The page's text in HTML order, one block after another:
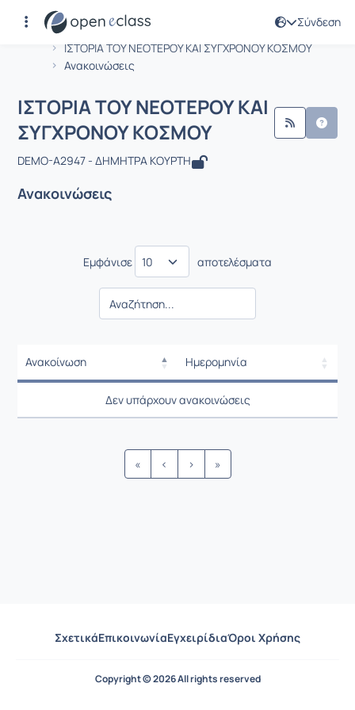
Σύνδεση
Αρχική Σελίδα
ΙΣΤΟΡΙΑ ΤΟΥ ΝΕΟΤΕΡΟΥ ΚΑΙ ΣΥΓΧΡΟΝΟΥ ΚΟΣΜΟΥ
Ανακοινώσεις
Μάθημα : ΙΣΤΟΡΙΑ ΤΟΥ ΝΕΟΤΕΡΟΥ
ΙΣΤΟΡΙΑ ΤΟΥ ΝΕΟΤΕΡΟΥ ΚΑΙ
ΣΥΓΧΡΟΝΟΥ ΚΟΣΜΟΥ
DEMO-A2947 - ΔΗΜΗΤΡΑ ΚΟΥΡΤΗ
Ανακοινώσεις
Εμφάνισε αποτελέσματα
Ανακοίνωση
Ημερομηνία
Ρυθμίσεις επιλογής /
Ρυθμίσεις επιλογής /
Δεν υπάρχουν ανακοινώσεις
« ‹ › »
ΣχετικάΕπικοινωνίαΕγχειρίδιαΌροι Χρήσης
Copyright © 2026 All rights reserved